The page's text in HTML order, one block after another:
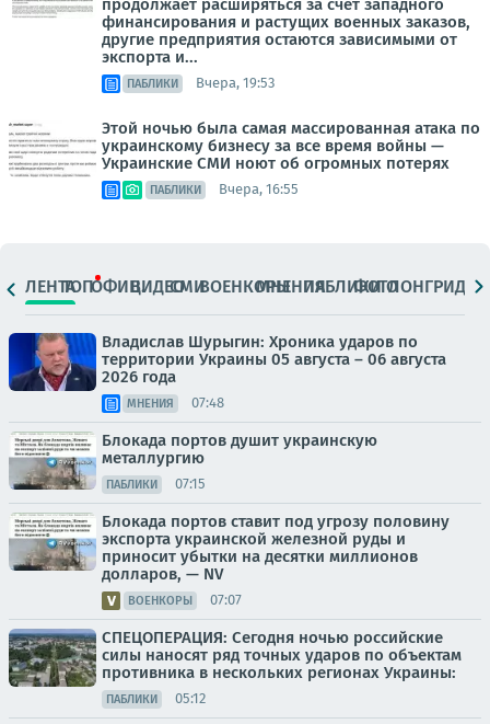
продолжает расширяться за счёт западного
финансирования и растущих военных заказов,
другие предприятия остаются зависимыми от
экспорта и...
ПАБЛИКИ Вчера, 19:53
Этой ночью была самая массированная атака по
украинскому бизнесу за все время войны —
Украинские СМИ ноют об огромных потерях
ПАБЛИКИ Вчера, 16:55
ЛЕНТАТОПОФИЦ.ВИДЕОСМИВОЕНКОРЫМНЕНИЯПАБЛИКИ
ФОТОЛОНГРИДЫ
Владислав Шурыгин: Хроника ударов по
территории Украины 05 августа – 06 августа
2026 года
МНЕНИЯ 07:48
Блокада портов душит украинскую
металлургию
ПАБЛИКИ 07:15
Блокада портов ставит под угрозу половину
экспорта украинской железной руды и
приносит убытки на десятки миллионов
долларов, — NV
ВОЕНКОРЫ 07:07
СПЕЦОПЕРАЦИЯ: Сегодня ночью российские
силы наносят ряд точных ударов по объектам
противника в нескольких регионах Украины:
ПАБЛИКИ 05:12